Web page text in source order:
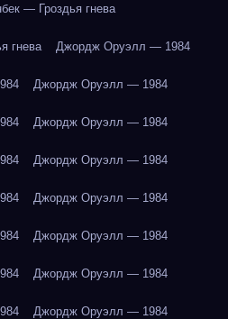
— Гроздья гнева
гнева Джордж Оруэлл — 1984
Джордж Оруэлл — 1984
Джордж Оруэлл — 1984
Джордж Оруэлл — 1984
Джордж Оруэлл — 1984
Джордж Оруэлл — 1984
Джордж Оруэлл — 1984
Джордж Оруэлл — 1984